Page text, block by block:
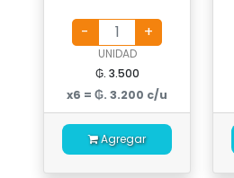
UNIDAD
₲. 3.500
x6 = ₲. 3.200 c/u
Agregar